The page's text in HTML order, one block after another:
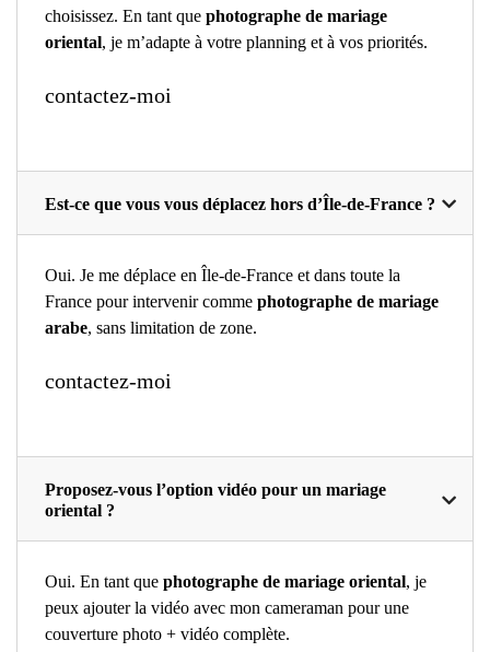
choisissez. En tant que photographe de mariage
oriental, je m’adapte à votre planning et à vos priorités.
contactez-moi
Est-ce que vous vous déplacez hors d’Île-de-France ?
Oui. Je me déplace en Île-de-France et dans toute la
France pour intervenir comme photographe de mariage
arabe, sans limitation de zone.
contactez-moi
Proposez-vous l’option vidéo pour un mariage
oriental ?
Oui. En tant que photographe de mariage oriental, je
peux ajouter la vidéo avec mon cameraman pour une
couverture photo + vidéo complète.